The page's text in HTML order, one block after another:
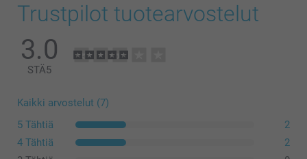
Trustpilot tuotearvostelut
3.0
STÄ5
Kaikki arvostelut (7)
5 Tähtiä
2
4 Tähtiä
2